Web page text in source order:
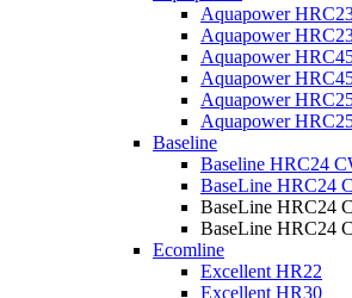
Aquapower
Aquapower
Aquapower
Aquapower
Aquapower
Aquapower
Baseline
Baseline HRC24
BaseLine HRC24
BaseLine HRC24
BaseLine HRC24
Ecomline
Excellent HR22
Excellent HR30